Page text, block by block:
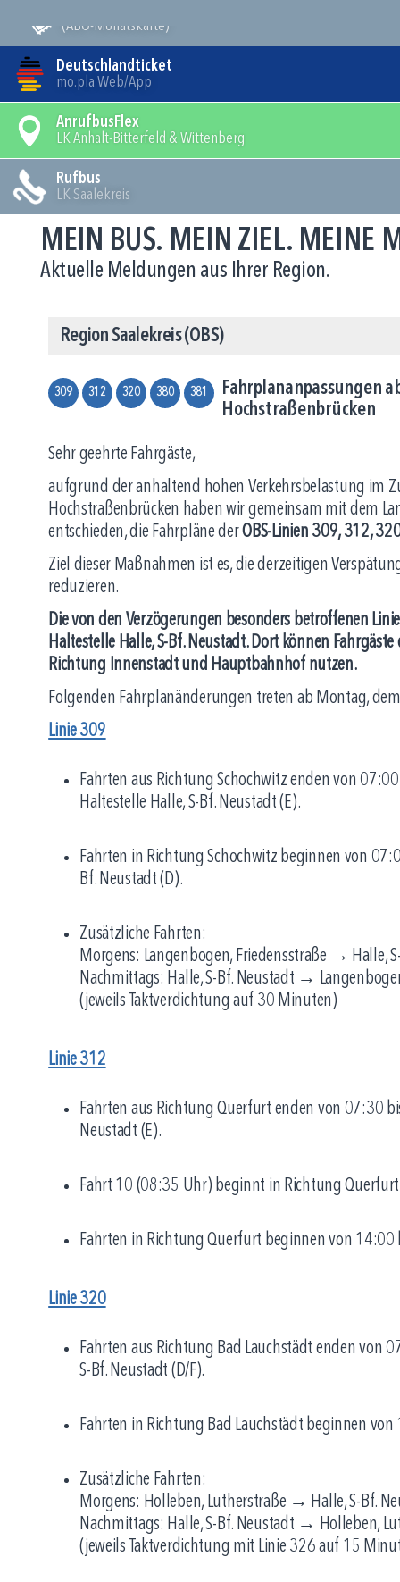
(ABO-Monatskarte)
Deutschlandticket
mo.pla Web/App
AnrufbusFlex
LK Anhalt-Bitterfeld & Wittenberg
Rufbus
LK Saalekreis
MEIN BUS. MEIN ZIEL. MEINE
Aktuelle Meldungen aus Ihrer Region.
Region Saalekreis (OBS)
309 312 320 380 381
Fahrplananpassungen
Hochstraßenbrücken
Sehr geehrte Fahrgäste,
aufgrund der anhaltend hohen Verkehrsbelastung im
Hochstraßenbrücken haben wir gemeinsam mit dem
entschieden, die Fahrpläne derOBS-Linien 309, 312,
Ziel dieser Maßnahmen ist es, die derzeitigen
reduzieren.
Die von den Verzögerungen besonders betroffenen
Haltestelle Halle, S-Bf. Neustadt. Dort können
Richtung Innenstadt und Hauptbahnhof nutzen.
Folgenden Fahrplanänderungen treten ab Montag,
Linie 309
Fahrten aus Richtung Schochwitz enden von
Haltestelle Halle, S-Bf. Neustadt (E).
Fahrten in Richtung Schochwitz beginnen von
Bf. Neustadt (D).
Zusätzliche Fahrten:
Morgens: Langenbogen, Friedensstraße → Halle,
Nachmittags: Halle, S-Bf. Neustadt →
(jeweils Taktverdichtung auf 30 Minuten)
Linie 312
Fahrten aus Richtung Querfurt enden von 07:30
Neustadt (E).
Fahrt 10 (08:35 Uhr) beginnt in Richtung Querfurt
Fahrten in Richtung Querfurt beginnen von 14:00
Linie 320
Fahrten aus Richtung Bad Lauchstädt enden von
S-Bf. Neustadt (D/F).
Fahrten in Richtung Bad Lauchstädt beginnen
Zusätzliche Fahrten:
Morgens: Holleben, Lutherstraße → Halle, S-Bf.
Nachmittags: Halle, S-Bf. Neustadt → Holleben,
(jeweils Taktverdichtung mit Linie 326 auf 15